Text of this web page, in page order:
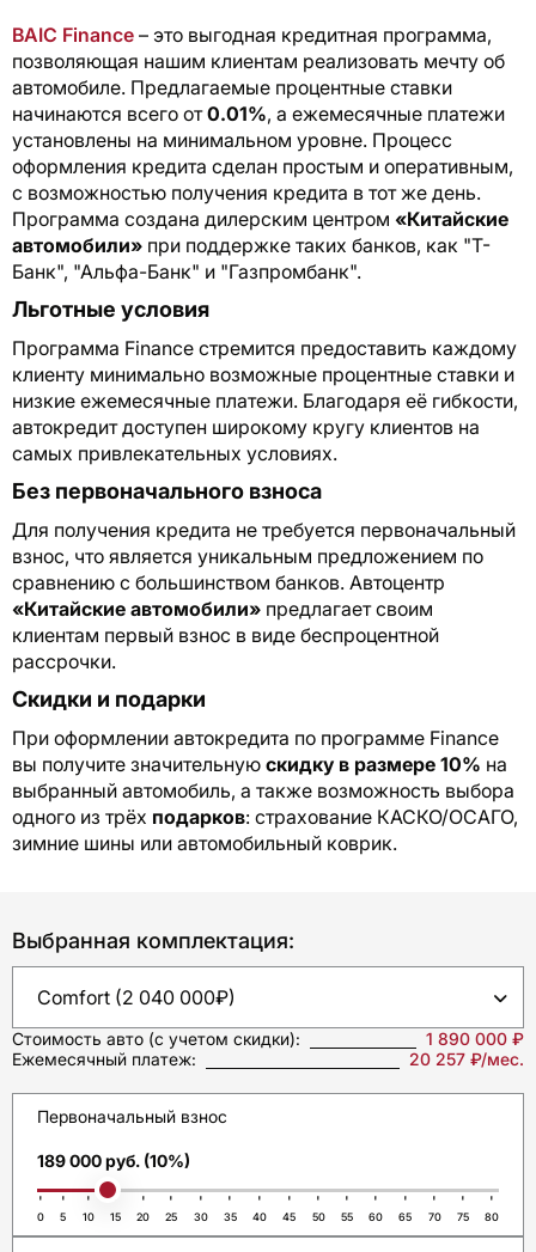
BAIC Finance – это выгодная кредитная программа,
позволяющая нашим клиентам реализовать мечту об
автомобиле. Предлагаемые процентные ставки
начинаются всего от0.01%, а ежемесячные платежи
установлены на минимальном уровне. Процесс
оформления кредита сделан простым и оперативным,
с возможностью получения кредита в тот же день.
Программа создана дилерским центром «Китайские
автомобили» при поддержке таких банков, как "Т-
Банк", "Альфа-Банк" и "Газпромбанк".
Льготные условия
Программа Finance стремится предоставить каждому
клиенту минимально возможные процентные ставки и
низкие ежемесячные платежи. Благодаря её гибкости,
автокредит доступен широкому кругу клиентов на
самых привлекательных условиях.
Без первоначального взноса
Для получения кредита не требуется первоначальный
взнос, что является уникальным предложением по
сравнению с большинством банков. Автоцентр
«Китайские автомобили» предлагает своим
клиентам первый взнос в виде беспроцентной
рассрочки.
Скидки и подарки
При оформлении автокредита по программе Finance
вы получите значительную скидку в размере 10% на
выбранный автомобиль, а также возможность выбора
одного из трёх подарков: страхование КАСКО/ОСАГО,
зимние шины или автомобильный коврик.
Выбранная комплектация:
Стоимость авто (с учетом скидки):
1 890 000 ₽
Ежемесячный платеж:
20 257 ₽/мес.
Первоначальный взнос
189 000 руб. (10%)
0 5 10 15 20 25 30 35 40 45 50 55 60 65 70 75 80